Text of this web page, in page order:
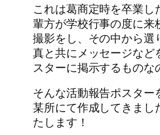
これは葛商定時を卒業し
輩方が学校行事の度に来
撮影をし、その中から選
真と共にメッセージなど
スターに掲示するものな
そんな活動報告ポスター
某所にて作成してきまし
たします！